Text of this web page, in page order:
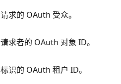
请求的 OAuth 受众。
请求者的 OAuth 对象 ID。
标识的 OAuth 租户 ID。